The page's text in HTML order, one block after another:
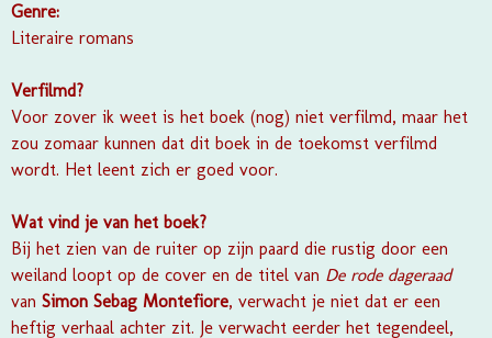
Genre:
Literaire romans
Verfilmd?
Voor zover ik weet is het boek (nog) niet verfilmd, maar het
zou zomaar kunnen dat dit boek in de toekomst verfilmd
wordt. Het leent zich er goed voor.
Wat vind je van het boek?
Bij het zien van de ruiter op zijn paard die rustig door een
weiland loopt op de cover en de titel van De rode dageraad
van Simon Sebag Montefiore, verwacht je niet dat er een
heftig verhaal achter zit. Je verwacht eerder het tegendeel,